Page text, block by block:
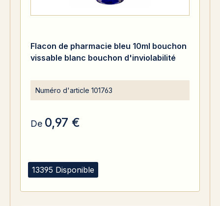
13395 Disponible
Flacon de pharmacie bleu 10ml bouchon
vissable blanc bouchon d'inviolabilité
Numéro d'article 101763
De 0,97 €